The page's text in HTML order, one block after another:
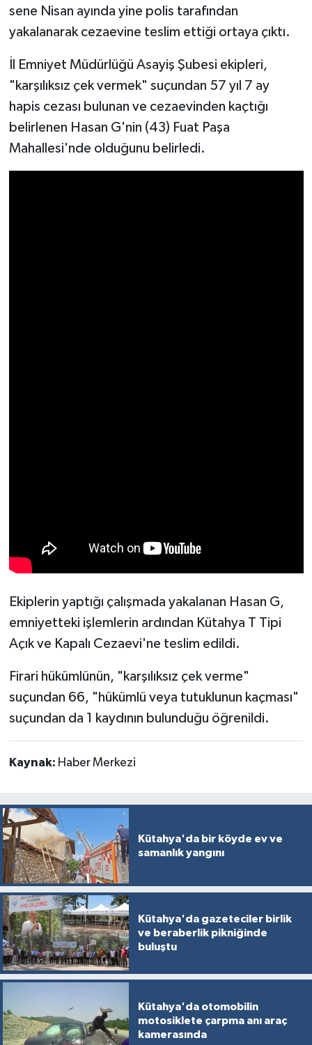
sene Nisan ayında yine polis tarafından
yakalanarak cezaevine teslim ettiği ortaya çıktı.
İl Emniyet Müdürlüğü Asayiş Şubesi ekipleri,
"karşılıksız çek vermek" suçundan 57 yıl 7 ay
hapis cezası bulunan ve cezaevinden kaçtığı
belirlenen Hasan G'nin (43) Fuat Paşa
Mahallesi'nde olduğunu belirledi.
Ekiplerin yaptığı çalışmada yakalanan Hasan G,
emniyetteki işlemlerin ardından Kütahya T Tipi
Açık ve Kapalı Cezaevi'ne teslim edildi.
Firari hükümlünün, "karşılıksız çek verme"
suçundan 66, "hükümlü veya tutuklunun kaçması"
suçundan da 1 kaydının bulunduğu öğrenildi.
Kaynak: Haber Merkezi
Kütahya'da bir köyde ev ve
samanlık yangını
Kütahya'da gazeteciler birlik
ve beraberlik pikniğinde
buluştu
Kütahya'da otomobilin
motosiklete çarpma anı araç
kamerasında
Otomobil
Politika
Resmi İlan
Rüya Tabirleri
Yemek Tarifleri